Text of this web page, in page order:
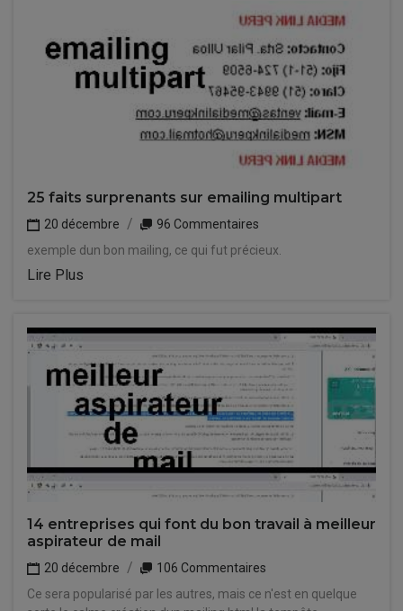
25 faits surprenants sur emailing multipart
20 décembre
96 Commentaires
exemple dun bon mailing, ce qui fut précieux.
Lire Plus
14 entreprises qui font du bon travail à meilleur
aspirateur de mail
20 décembre
106 Commentaires
Ce sera popularisé par les autres, mais ce n'est en quelque